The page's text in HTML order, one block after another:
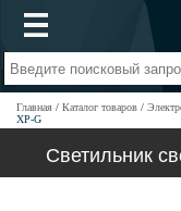
Главная Каталог товаров
XP-G
Светильник